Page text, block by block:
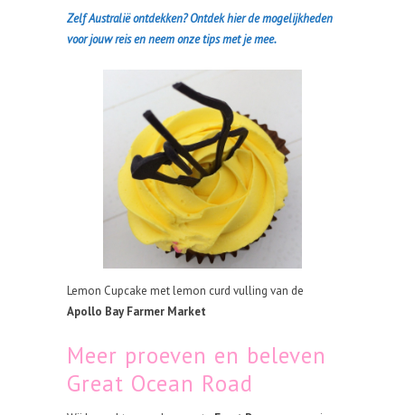
Zelf Australië ontdekken? Ontdek hier de mogelijkheden
voor jouw reis en neem onze tips met je mee.
Lemon Cupcake met lemon curd vulling van de
Apollo Bay Farmer Market
Meer proeven en beleven
Great Ocean Road